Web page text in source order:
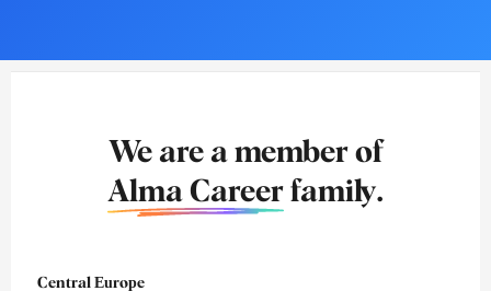
We are a member of
Alma Career family.
Central Europe